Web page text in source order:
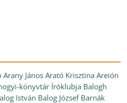
Arany János Arató Krisztina Areión
könyvtár Íróklubja Balogh
István Balog József Barnák